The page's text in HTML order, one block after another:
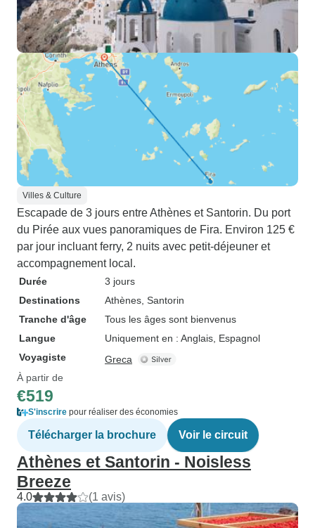
Villes & Culture
Escapade de 3 jours entre Athènes et Santorin. Du port
du Pirée aux vues panoramiques de Fira. Environ 125 €
par jour incluant ferry, 2 nuits avec petit-déjeuner et
accompagnement local.
Durée
3 jours
Destinations
Athènes , Santorin
Tranche d'âge
Tous les âges sont bienvenus
Langue
Uniquement en : Anglais, Espagnol
Voyagiste
Greca
À partir de
€519
S'inscrire pour réaliser des économies
Télécharger la brochure Voir le circuit
Athènes et Santorin - Noisless
Breeze
4.0 (1 avis)